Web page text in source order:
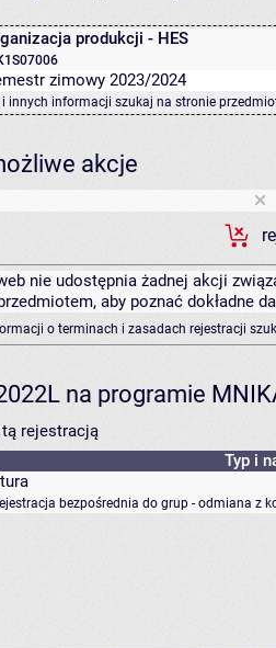
produkcji - HES
zimowy 2023/2024
innych informacji szukaj na stronie
akcje
nie udostępnia żadnej akcji
aby poznać dokładne
o terminach i zasadach rejestracji
na programie
rejestracją
Typ i
bezpośrednia do grup - odmiana z